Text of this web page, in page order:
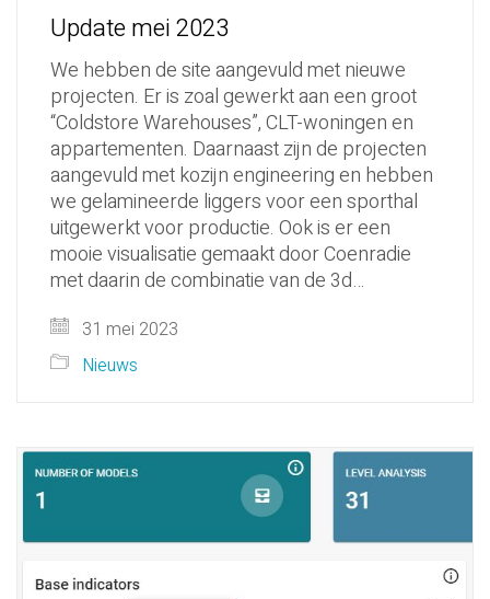
Update mei 2023
We hebben de site aangevuld met nieuwe
projecten. Er is zoal gewerkt aan een groot
“Coldstore Warehouses”, CLT-woningen en
appartementen. Daarnaast zijn de projecten
aangevuld met kozijn engineering en hebben
we gelamineerde liggers voor een sporthal
uitgewerkt voor productie. Ook is er een
mooie visualisatie gemaakt door Coenradie
met daarin de combinatie van de 3d…
31 mei 2023
Nieuws